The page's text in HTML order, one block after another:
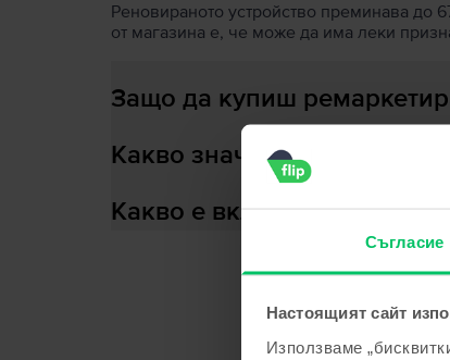
Съгласие
Настоящият сайт
Използваме
Реновираното устройство преминава до
от магазина е, че може да има леки
Защо да купиш
Какво значи здраве на
Какво е включено в кутията?